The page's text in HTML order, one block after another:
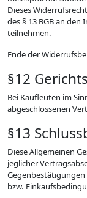
Dieses
des § 13 BGB an
teilnehmen.
Ende der
§12
Bei Kaufleuten im
abgeschlossenen
§13
Diese Allgemeinen
jeglicher
Gegenbestätigungen
bzw.